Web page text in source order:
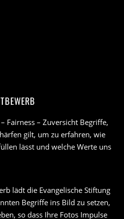
– Fairness – Zuversicht Begriffe,
gilt, um zu erfahren, wie
lässt und welche Werte uns
lädt die Evangelische Stiftung
Begriffe ins Bild zu setzen,
so dass Ihre Fotos Impulse